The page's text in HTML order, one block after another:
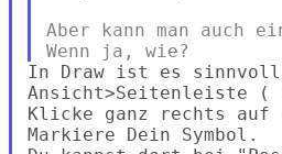
Aber kann man auch
In Draw ist es sinnvoll
Ansicht>Seitenleiste (
Klicke ganz rechts auf
Markiere Dein Symbol.